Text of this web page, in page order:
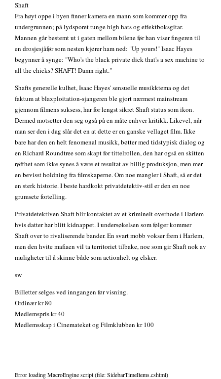
Shaft
Fra høyt oppe i byen finner kamera en mann som kommer opp fra
undergrunnen; på lydsporet tunge high hats og effektboksgitar.
Mannen går bestemt ut i gaten mellom bilene før han viser fingeren til
en drosjesjåfør som nesten kjører ham ned: "Up yours!" Isaac Hayes
begynner å synge: "Who's the black private dick that's a sex machine to
all the chicks? SHAFT! Damn right."
Shafts generelle kulhet, Isaac Hayes' sensuelle musikktema og det
faktum at blaxploitation-sjangeren ble gjort nærmest mainstream
gjennom filmens suksess, har for lengst sikret Shaft status som ikon.
Dermed motsetter den seg også på en måte enhver kritikk. Likevel, når
man ser den i dag slår det en at dette er en ganske vellaget film. Ikke
bare har den en helt fenomenal musikk, bøtter med tidstypisk dialog og
en Richard Roundtree som skapt for tittelrollen, den har også en skitten
røffhet som ikke synes å være et resultat av billig produksjon, men mer
en bevisst holdning fra filmskaperne. Om noe mangler i Shaft, så er det
en sterk historie. I beste hardkokt privatdetektiv-stil er den en noe
grumsete fortelling.
Privatdetektiven Shaft blir kontaktet av et kriminelt overhode i Harlem
hvis datter har blitt kidnappet. I undersøkelsen som følger kommer
Shaft over to rivaliserende bander. En svart mobb vokser frem i Harlem,
men den hvite mafiaen vil ta territoriet tilbake, noe som gir Shaft nok av
muligheter til å skinne både som actionhelt og elsker.
sw
Billetter selges ved inngangen før visning.
Ordinær kr 80
Medlemspris kr 40
Medlemsskap i Cinemateket og Filmklubben kr 100
Error loading MacroEngine script (file: SidebarTimeItems.cshtml)